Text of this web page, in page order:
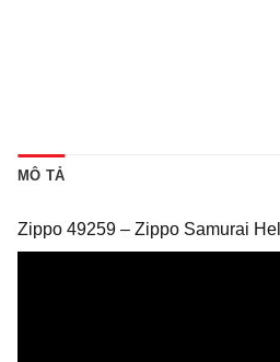
MÔ TẢ
Zippo 49259 – Zippo Samurai